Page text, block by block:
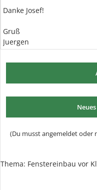
Danke Josef!
Gruß
Juergen
(Du musst angemeldet oder
Thema: Fenstereinbau vor